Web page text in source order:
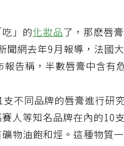
吃」的化妝品了，那麽唇
聞網去年9月報導，法國
告稱，半數唇膏中含有
不同品牌的唇膏進行研
人等知名品牌在內的10
物油飽和烴。這種物質